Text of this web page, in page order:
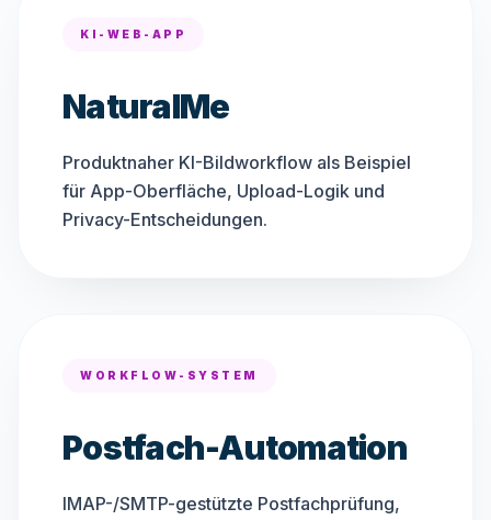
KI-WEB-APP
NaturalMe
Produktnaher KI-Bildworkflow als Beispiel
für App-Oberfläche, Upload-Logik und
Privacy-Entscheidungen.
WORKFLOW-SYSTEM
Postfach-Automation
IMAP-/SMTP-gestützte Postfachprüfung,